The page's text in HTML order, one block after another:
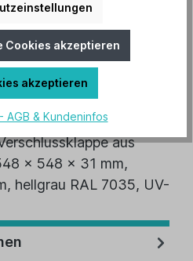
aus
x 548 x 31 mm,
hellgrau RAL 7035, UV-
Cookies akzeptieren
akzeptieren
- AGB & Kundeninfos